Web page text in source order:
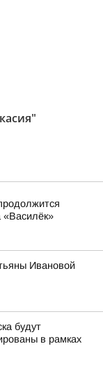
«Василёк»
Ивановой
будут
в рамках